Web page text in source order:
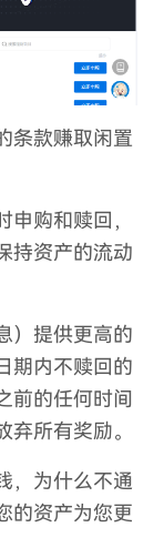
条款赚取闲置
购和赎回，
持资产的流动
）提供更高的
期内不赎回的
前的任何时间
所有奖励。
，为什么不通
的资产为您更